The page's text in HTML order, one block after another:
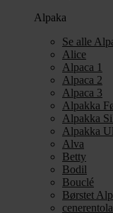
Alpaka
Se alle
Alice
Alpaca 1
Alpaca 2
Alpaca 3
Alpakka
Alpakka
Alpakka
Alva
Betty
Bodil
Bouclé
Børstet
cenerentola